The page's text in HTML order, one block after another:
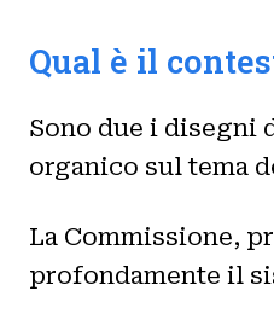
Qual è il
Sono due i disegni
organico sul tema
La Commissione,
profondamente il